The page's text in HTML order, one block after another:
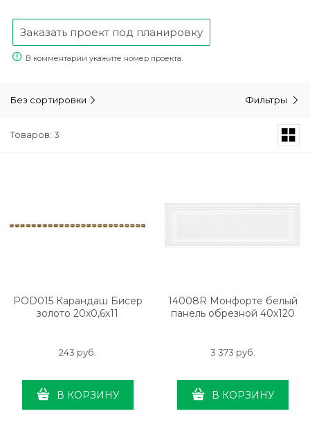
Заказать проект под планировку
В комментарии укажите номер проекта.
Без сортировки Фильтры
Товаров: 3
POD015 Карандаш Бисер
золото 20х0,6х11
243 руб.
В КОРЗИНУ
14008R Монфорте белый
панель обрезной 40х120
3 373 руб.
В КОРЗИНУ